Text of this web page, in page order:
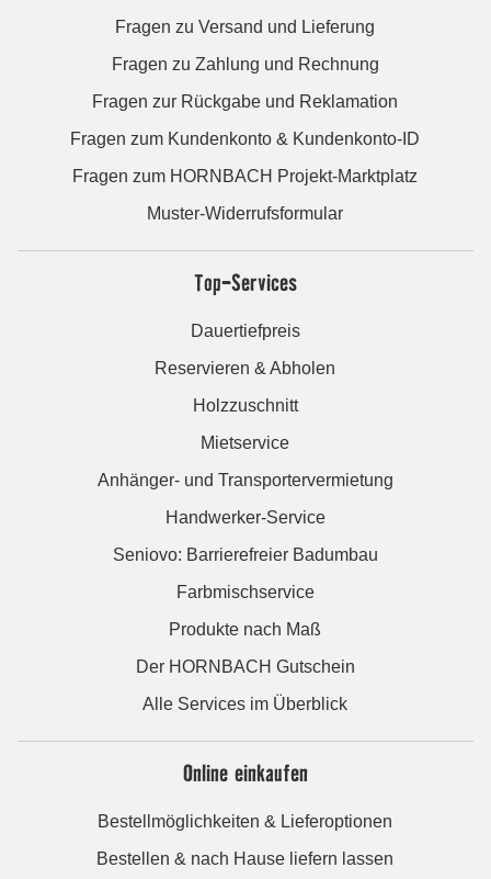
Fragen zu Versand und Lieferung
Fragen zu Zahlung und Rechnung
Fragen zur Rückgabe und Reklamation
Fragen zum Kundenkonto & Kundenkonto-ID
Fragen zum HORNBACH Projekt-Marktplatz
Muster-Widerrufsformular
Top-Services
Dauertiefpreis
Reservieren & Abholen
Holzzuschnitt
Mietservice
Anhänger- und Transportervermietung
Handwerker-Service
Seniovo: Barrierefreier Badumbau
Farbmischservice
Produkte nach Maß
Der HORNBACH Gutschein
Alle Services im Überblick
Online einkaufen
Bestellmöglichkeiten & Lieferoptionen
Bestellen & nach Hause liefern lassen